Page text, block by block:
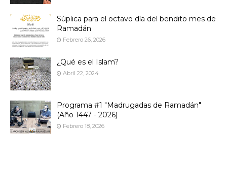
Súplica para el octavo día del bendito mes de
Ramadán
Febrero 26, 2026
¿Qué es el Islam?
Abril 22, 2024
Programa #1 "Madrugadas de Ramadán"
(Año 1447 - 2026)
Febrero 18, 2026